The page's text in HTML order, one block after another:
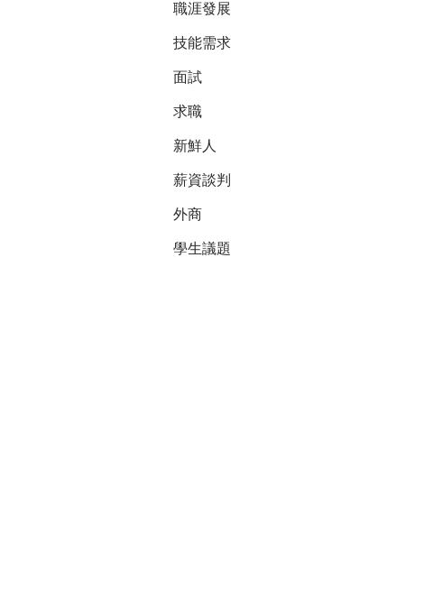
職涯發展
技能需求
面試
求職
新鮮人
薪資談判
外商
學生議題